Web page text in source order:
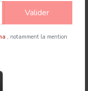
Valider
, notamment la mention